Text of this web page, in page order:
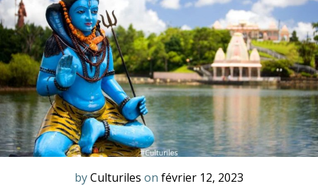
byCulturiles on février 12, 2023